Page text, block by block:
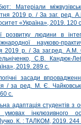
Матеріали
2019 р. / За заг. ред.
«Україна», 2019. 120
розвитку людини в
науково-
2019 р. / За заг.ред. А.М.
С.В. Кандюк-
2019. 289 с.
засади
/ за ред. М. Є.
с.
адаптація студентів з
інклюзивного
К. : ТАЛКОМ, 2019. 244